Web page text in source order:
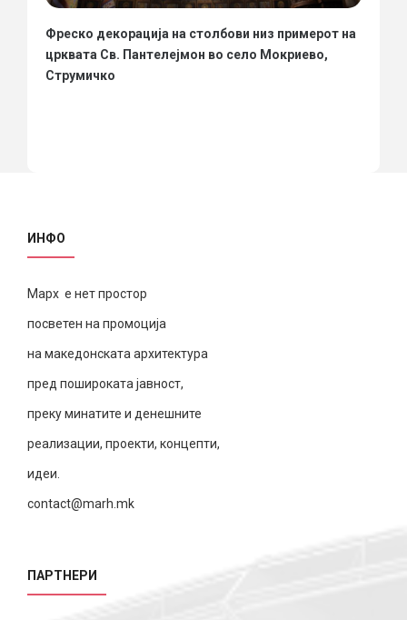
Фреско декорација на столбови низ примерот на
црквата Св. Пантелејмон во село Мокриево,
Струмичко
ИНФО
Марх е нет простор
посветен на промоција
на македонската архитектура
пред пошироката јавност,
преку минатите и денешните
реализации, проекти, концепти,
идеи.
contact@marh.mk
ПАРТНЕРИ